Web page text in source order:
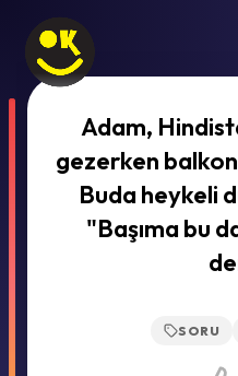
Adam,
gezerken
Buda heykeli
"Başıma bu
SORU